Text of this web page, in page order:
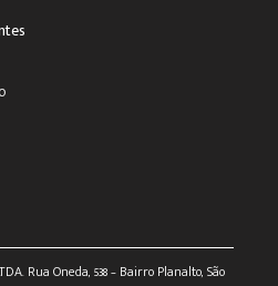
Rua Oneda, 538 – Bairro Planalto, São